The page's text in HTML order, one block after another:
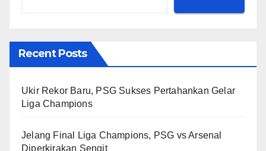
Recent Posts
Ukir Rekor Baru, PSG Sukses Pertahankan Gelar
Liga Champions
Jelang Final Liga Champions, PSG vs Arsenal
Diperkirakan Sengit